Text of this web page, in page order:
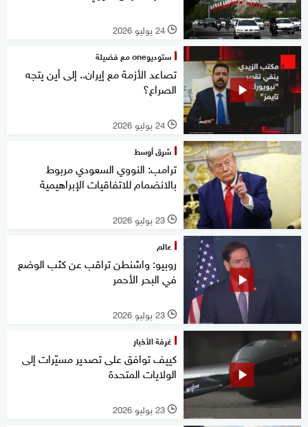
l 24 يوليو 2026
ستوديوone مع فضيلة
تصاعد الأزمة مع إيران.. إلى أين يتجه
الصراع؟
l 24 يوليو 2026
شرق أوسط
ترامب: النووي السعودي مربوط
بالانضمام للاتفاقيات الإبراهيمية
l 23 يوليو 2026
عالم
روبيو: واشنطن تراقب عن كثب الوضع
في البحر الأحمر
l 23 يوليو 2026
غرفة الأخبار
كييف توافق على تصدير مسيّرات إلى
الولايات المتحدة
l 23 يوليو 2026